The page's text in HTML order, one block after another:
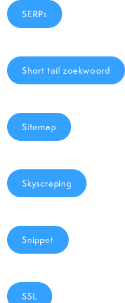
SERPs
Short tail zoekwoord
Sitemap
Skyscraping
Snippet
SSL